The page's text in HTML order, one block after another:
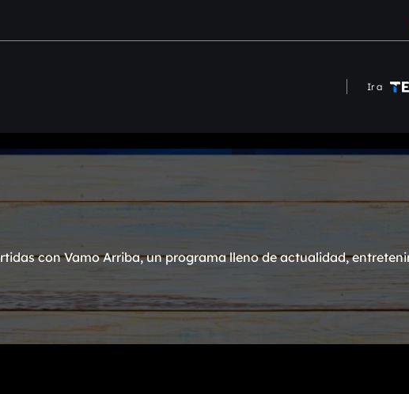
Ir a
con Vamo Arriba, un programa lleno de actualidad,